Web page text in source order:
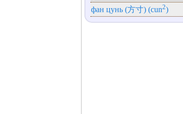
фан цунь (方寸) (cun2)